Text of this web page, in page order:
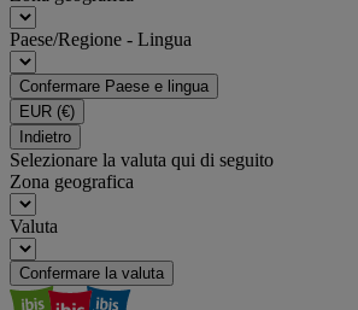
Paese/Regione - Lingua
Confermare Paese e lingua
EUR (€)
Indietro
Selezionare la valuta qui di seguito
Zona geografica
Valuta
Confermare la valuta